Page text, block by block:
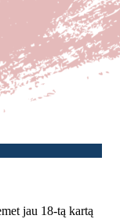
jau 18-tą kartą